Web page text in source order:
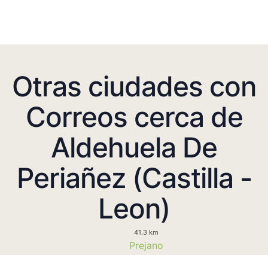
Otras ciudades con
Correos cerca de
Aldehuela De
Periañez (Castilla -
Leon)
41.3 km
Prejano